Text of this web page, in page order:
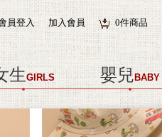
員登入 加入會員 0件商品
生GIRLS 嬰兒 BABY